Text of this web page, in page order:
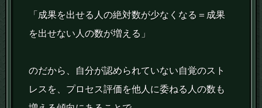
「成果を出せる人の絶対数が少なくなる＝成果
を出せない人の数が増える」
のだから、自分が認められていない自覚のスト
レスを、プロセス評価を他人に委ねる人の数も